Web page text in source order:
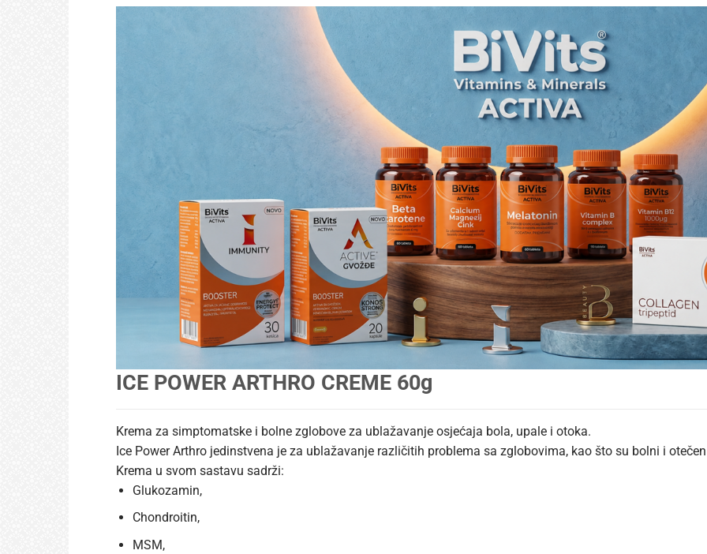
ICE POWER ARTHRO CREME 60g
Krema za simptomatske i bolne zglobove za ublažavanje osjećaja bola, upale i otoka.
Ice Power Arthro jedinstvena je za ublažavanje različitih problema sa zglobovima, kao što su bolni i
Krema u svom sastavu sadrži:
Glukozamin,
Chondroitin,
MSM,